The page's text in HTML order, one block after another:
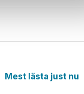
Mest lästa just nu